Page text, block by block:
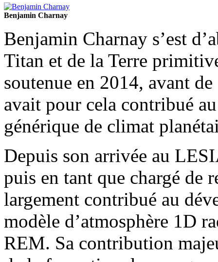
Benjamin Charnay
Benjamin Charnay s’est
Titan et de la Terre
soutenue en 2014, avant
avait pour cela contribué
générique de climat
Depuis son arrivée au
puis en tant que chargé de
largement contribué au
modèle d’atmosphère 1D
REM. Sa contribution